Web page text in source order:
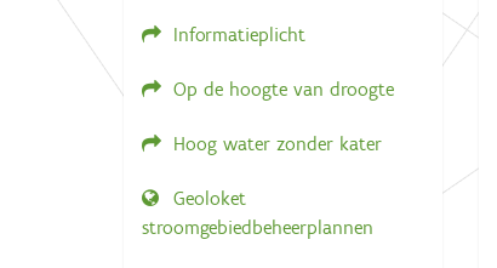
Informatieplicht
Op de hoogte van droogte
Hoog water zonder kater
Geoloket
stroomgebiedbeheerplannen